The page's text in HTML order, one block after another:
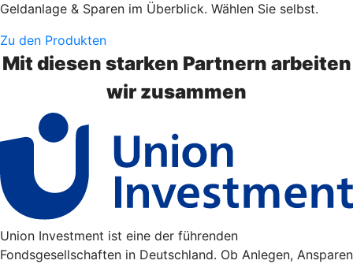
Geldanlage & Sparen im Überblick. Wählen Sie selbst.
Zu den Produkten
Mit diesen starken Partnern arbeiten
wir zusammen
Union Investment ist eine der führenden
Fondsgesellschaften in Deutschland. Ob Anlegen, Ansparen